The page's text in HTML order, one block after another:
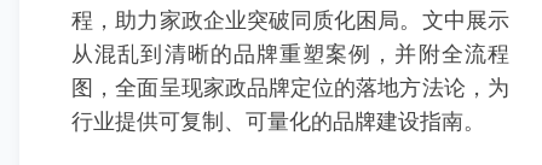
程，助力家政企业突破同质化困局。文中展示
从混乱到清晰的品牌重塑案例，并附全流程
图，全面呈现家政品牌定位的落地方法论，为
行业提供可复制、可量化的品牌建设指南。